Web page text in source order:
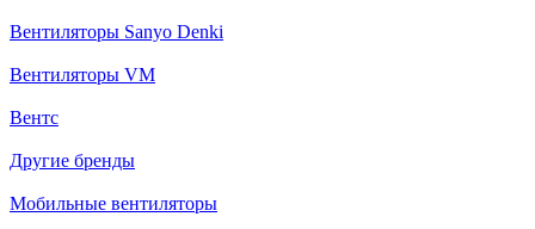
Вентиляторы Sanyo Denki
Вентиляторы VM
Вентс
Другие бренды
Мобильные вентиляторы